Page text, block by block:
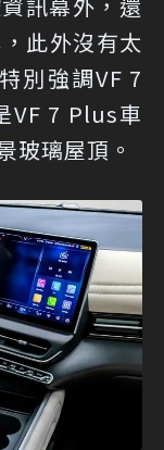
訊幕外，還
此外沒有太
別強調VF 7
VF 7 Plus車
玻璃屋頂。